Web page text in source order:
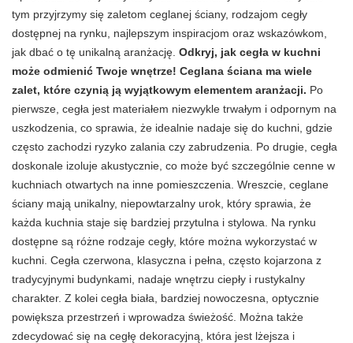
tym przyjrzymy się zaletom ceglanej ściany, rodzajom cegły
dostępnej na rynku, najlepszym inspiracjom oraz wskazówkom,
jak dbać o tę unikalną aranżację. Odkryj, jak cegła w kuchni
może odmienić Twoje wnętrze! Ceglana ściana ma wiele
zalet, które czynią ją wyjątkowym elementem aranżacji. Po
pierwsze, cegła jest materiałem niezwykle trwałym i odpornym na
uszkodzenia, co sprawia, że idealnie nadaje się do kuchni, gdzie
często zachodzi ryzyko zalania czy zabrudzenia. Po drugie, cegła
doskonale izoluje akustycznie, co może być szczególnie cenne w
kuchniach otwartych na inne pomieszczenia. Wreszcie, ceglane
ściany mają unikalny, niepowtarzalny urok, który sprawia, że
każda kuchnia staje się bardziej przytulna i stylowa. Na rynku
dostępne są różne rodzaje cegły, które można wykorzystać w
kuchni. Cegła czerwona, klasyczna i pełna, często kojarzona z
tradycyjnymi budynkami, nadaje wnętrzu ciepły i rustykalny
charakter. Z kolei cegła biała, bardziej nowoczesna, optycznie
powiększa przestrzeń i wprowadza świeżość. Można także
zdecydować się na cegłę dekoracyjną, która jest lżejsza i